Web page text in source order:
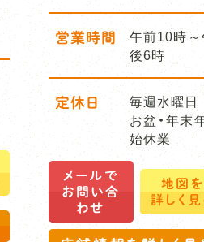
営業時間
午前10時
後6時
定休日
毎週水曜日
お盆・年末
始休業
メールで
お問い合
わせ
地図を
詳しく